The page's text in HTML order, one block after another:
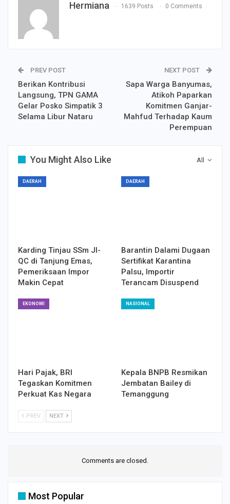
Hermiana 1639 Posts 0 Comments
PREV POST
Berikan Kontribusi
Langsung, TPN GAMA
Gelar Posko Simpatik 3
Selama Libur Nataru
NEXT POST
Sapa Warga Banyumas,
Atikoh Paparkan
Komitmen Ganjar-
Mahfud Terhadap Kaum
Perempuan
All
You Might Also Like
DAERAH
Karding Tinjau SSm JI-
QC di Tanjung Emas,
Pemeriksaan Impor
Makin Cepat
DAERAH
Barantin Dalami Dugaan
Sertifikat Karantina
Palsu, Importir
Terancam Disuspend
EKONOMI
Hari Pajak, BRI
Tegaskan Komitmen
Perkuat Kas Negara
NASIONAL
Kepala BNPB Resmikan
Jembatan Bailey di
Temanggung
PREV NEXT
Comments are closed.
Most Popular